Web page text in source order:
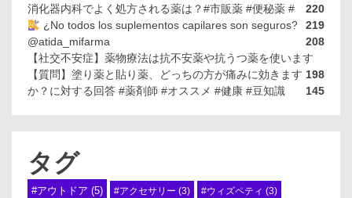
220
消化器内科でよく処方される薬は？#市販薬 #便秘薬 #
219
¿No todos los suplementos capilares son seguros?
@atida_mifarma
208
【社交不安症】薬物療法は抗不安薬や抗うつ薬を使います
198
【質問】塗り薬と貼り薬、どっちの方が痛みに効きます
か？に対する回答 #薬剤師 #オススメ #健康 #豆知識
145
タグ
#アウトドア (5) #アクセサリー (3) #ウィズペティ (3)